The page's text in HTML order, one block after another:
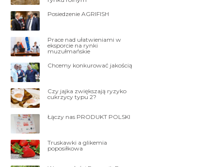
Posiedzenie AGRIFISH
Prace nad ułatwieniami w
eksporcie na rynki
muzułmańskie
Chcemy konkurować jakością
Czy jajka zwiększają ryzyko
cukrzycy typu 2?
Łączy nas PRODUKT POLSKI
Truskawki a glikemia
poposiłkowa